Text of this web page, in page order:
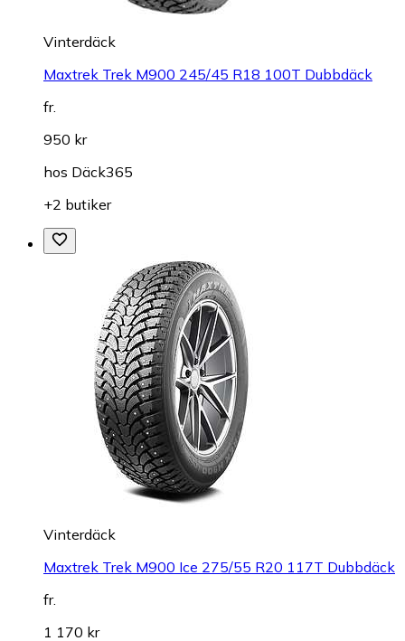
Vinterdäck
Maxtrek Trek M900 245/45 R18 100T Dubbdäck
fr.
950 kr
hos Däck365
+2 butiker
Vinterdäck
Maxtrek Trek M900 Ice 275/55 R20 117T Dubbdäck
fr.
1 170 kr